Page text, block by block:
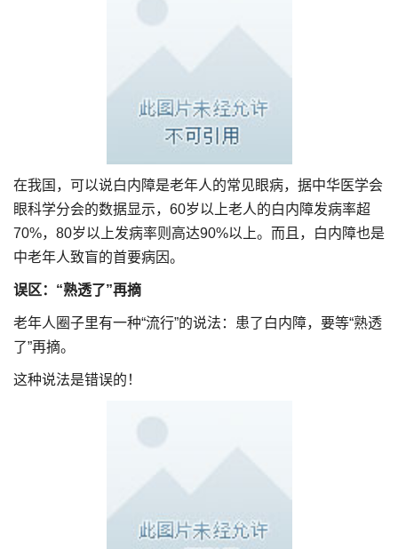
在我国，可以说白内障是老年人的常见眼病，据中华医学会
眼科学分会的数据显示，60岁以上老人的白内障发病率超
70%，80岁以上发病率则高达90%以上。而且，白内障也是
中老年人致盲的首要病因。
误区：“熟透了”再摘
老年人圈子里有一种“流行”的说法：患了白内障，要等“熟透
了”再摘。
这种说法是错误的！